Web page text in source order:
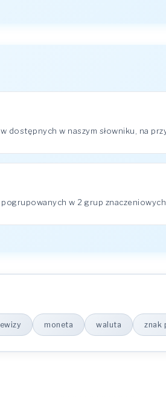
dostępnych w naszym słowniku, na
w 2 grup znaczeniowych.
moneta waluta znak